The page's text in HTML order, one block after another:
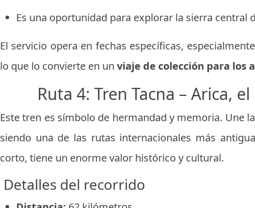
Es una oportunidad para explorar la sierra central
El servicio opera en fechas específicas,
lo que lo convierte en un viaje de colección para los
Ruta 4: Tren Tacna – Arica,
Este tren es símbolo de hermandad y memoria. Une
siendo una de las rutas internacionales más
corto, tiene un enorme valor histórico y cultural.
Detalles del recorrido